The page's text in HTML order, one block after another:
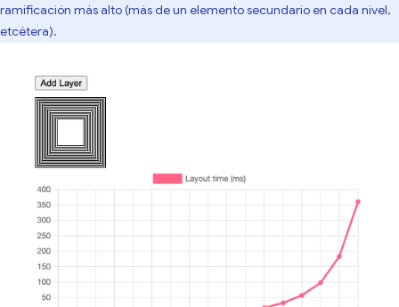
ramificación más alto (más de un elemento secundario en cada nivel,
etcétera).